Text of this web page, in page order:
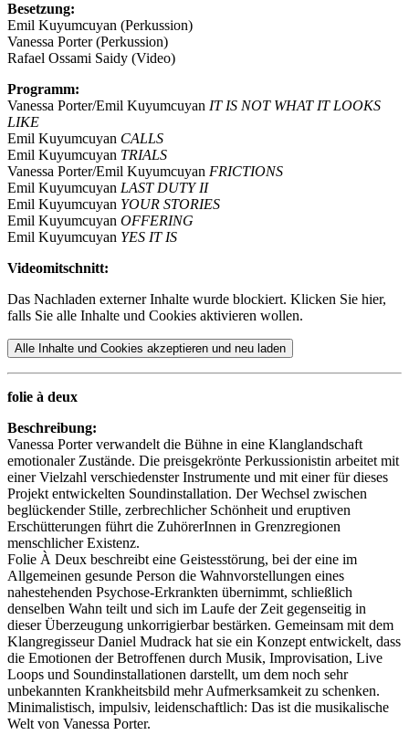
Besetzung:
Emil Kuyumcuyan (Perkussion)
Vanessa Porter (Perkussion)
Rafael Ossami Saidy (Video)
Programm:
Vanessa Porter/Emil Kuyumcuyan IT IS NOT WHAT IT LOOKS
LIKE
Emil Kuyumcuyan CALLS
Emil Kuyumcuyan TRIALS
Vanessa Porter/Emil Kuyumcuyan FRICTIONS
Emil Kuyumcuyan LAST DUTY II
Emil Kuyumcuyan YOUR STORIES
Emil Kuyumcuyan OFFERING
Emil Kuyumcuyan YES IT IS
Videomitschnitt:
Das Nachladen externer Inhalte wurde blockiert. Klicken Sie hier,
falls Sie alle Inhalte und Cookies aktivieren wollen.
Alle Inhalte und Cookies akzeptieren und neu laden
folie à deux
Beschreibung:
Vanessa Porter verwandelt die Bühne in eine Klanglandschaft
emotionaler Zustände. Die preisgekrönte Perkussionistin arbeitet mit
einer Vielzahl verschiedenster Instrumente und mit einer für dieses
Projekt entwickelten Soundinstallation. Der Wechsel zwischen
beglückender Stille, zerbrechlicher Schönheit und eruptiven
Erschütterungen führt die ZuhörerInnen in Grenzregionen
menschlicher Existenz.
Folie À Deux beschreibt eine Geistesstörung, bei der eine im
Allgemeinen gesunde Person die Wahnvorstellungen eines
nahestehenden Psychose-Erkrankten übernimmt, schließlich
denselben Wahn teilt und sich im Laufe der Zeit gegenseitig in
dieser Überzeugung unkorrigierbar bestärken. Gemeinsam mit dem
Klangregisseur Daniel Mudrack hat sie ein Konzept entwickelt, dass
die Emotionen der Betroffenen durch Musik, Improvisation, Live
Loops und Soundinstallationen darstellt, um dem noch sehr
unbekannten Krankheitsbild mehr Aufmerksamkeit zu schenken.
Minimalistisch, impulsiv, leidenschaftlich: Das ist die musikalische
Welt von Vanessa Porter.